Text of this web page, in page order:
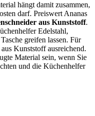
hängt damit zusammen,
darf. Preiswert Ananas
aus Kunststoff.
Edelstahl,
greifen lassen. Für
Kunststoff ausreichend.
Material sein, wenn Sie
und die Küchenhelfer